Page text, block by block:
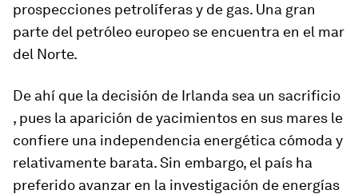
prospecciones petrolíferas y de gas. Una gran
parte del petróleo europeo se encuentra en el mar
del Norte.
De ahí que la decisión de Irlanda sea un sacrificio
, pues la aparición de yacimientos en sus mares le
confiere una independencia energética cómoda y
relativamente barata. Sin embargo, el país ha
preferido avanzar en la investigación de energías